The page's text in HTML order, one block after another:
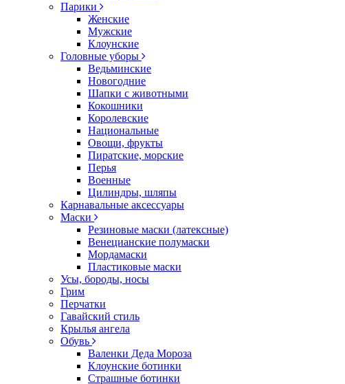
Парики
Женские
Мужские
Клоунские
Головные уборы
Ведьминские
Новогодние
Шапки с животными
Кокошники
Королевские
Национальные
Овощи, фрукты
Пиратские, морские
Перья
Военные
Цилиндры, шляпы
Карнавальные аксессуары
Маски
Резиновые маски (латексные)
Венецианские полумаски
Мордамаски
Пластиковые маски
Усы, бороды, носы
Грим
Перчатки
Гавайский стиль
Крылья ангела
Обувь
Валенки Деда Мороза
Клоунские ботинки
Страшные ботинки